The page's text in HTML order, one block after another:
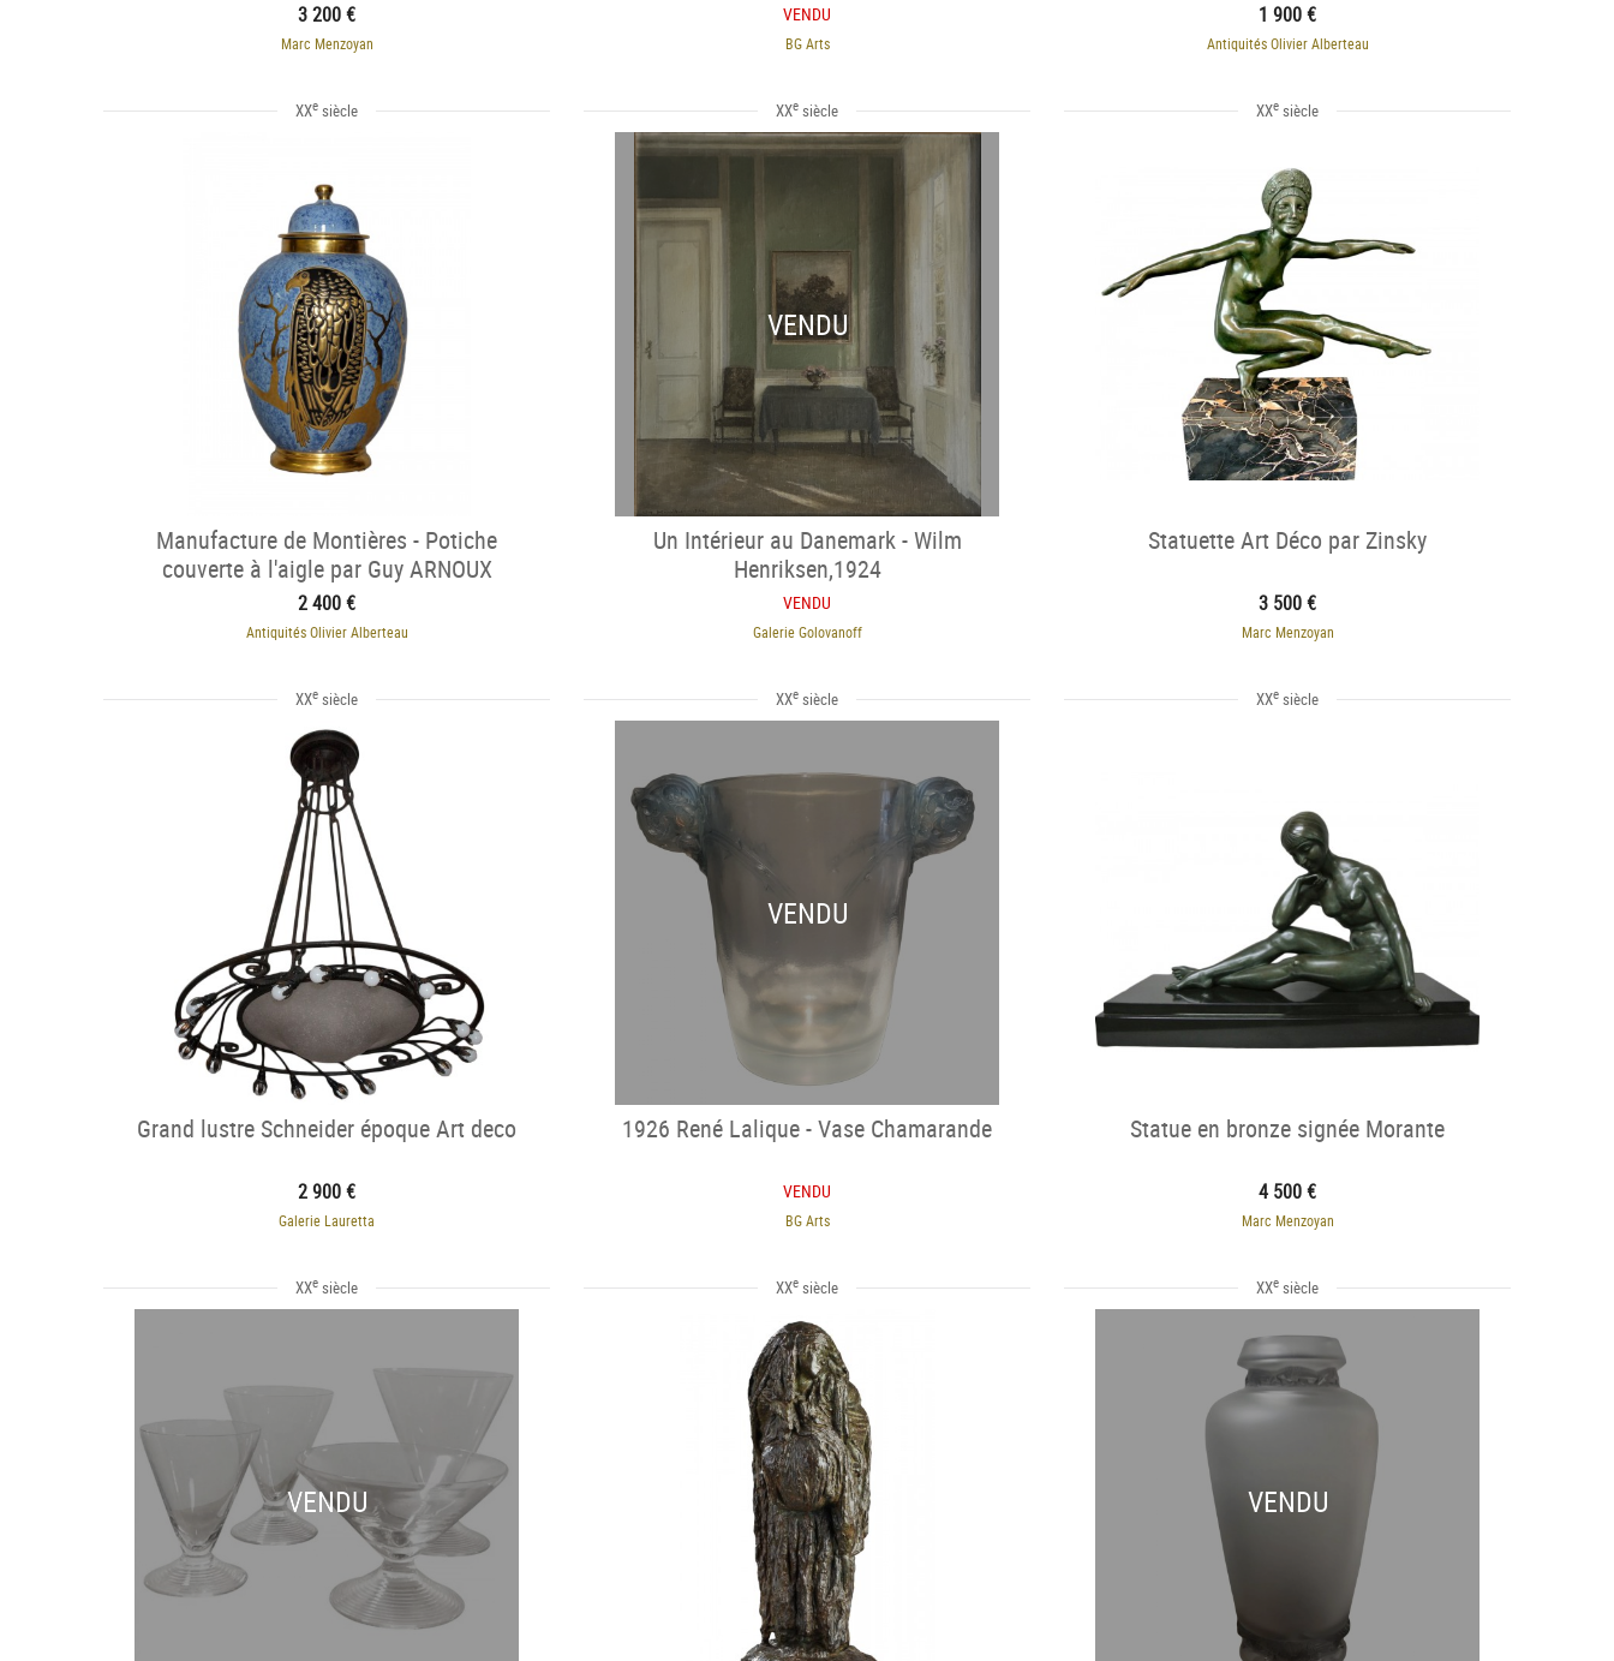
3 200 €
Marc Menzoyan
VENDU
BG Arts
1 900 €
Antiquités Olivier Alberteau
XXe siècle
Manufacture de Montières - Potiche
couverte à l'aigle par Guy ARNOUX
2 400 €
Antiquités Olivier Alberteau
XXe siècle
VENDU
Un Intérieur au Danemark - Wilm
Henriksen,1924
VENDU
Galerie Golovanoff
XXe siècle
Statuette Art Déco par Zinsky
3 500 €
Marc Menzoyan
XXe siècle
Grand lustre Schneider époque Art deco
2 900 €
Galerie Lauretta
XXe siècle
VENDU
1926 René Lalique - Vase Chamarande
VENDU
BG Arts
XXe siècle
Statue en bronze signée Morante
4 500 €
Marc Menzoyan
XXe siècle
VENDU
XXe siècle XXe siècle
VENDU